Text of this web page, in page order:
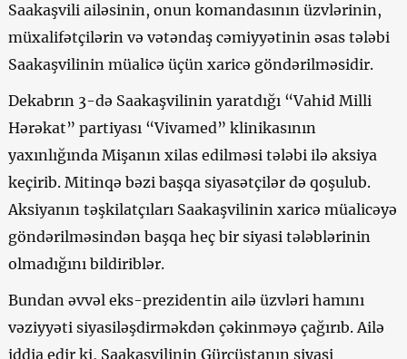
Saakaşvili ailəsinin, onun komandasının üzvlərinin,
müxalifətçilərin və vətəndaş cəmiyyətinin əsas tələbi
Saakaşvilinin müalicə üçün xaricə göndərilməsidir.
Dekabrın 3-də Saakaşvilinin yaratdığı “Vahid Milli
Hərəkat” partiyası “Vivamed” klinikasının
yaxınlığında Mişanın xilas edilməsi tələbi ilə aksiya
keçirib. Mitinqə bəzi başqa siyasətçilər də qoşulub.
Aksiyanın təşkilatçıları Saakaşvilinin xaricə müalicəyə
göndərilməsindən başqa heç bir siyasi tələblərinin
olmadığını bildiriblər.
Bundan əvvəl eks-prezidentin ailə üzvləri hamını
vəziyyəti siyasiləşdirməkdən çəkinməyə çağırıb. Ailə
iddia edir ki, Saakaşvilinin Gürcüstanın siyasi